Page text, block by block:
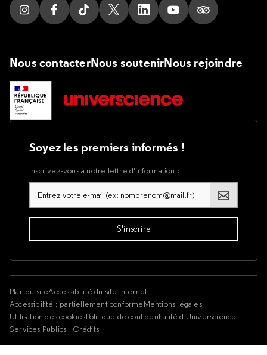
Suivez nous sur Instagram
Suivez nous sur Facebook
Suivez nous sur Tik Tok
Suivez nous sur X
Suivez nous sur LinkedIn
Suivez nous sur
Suivez nous
Nous contacterNous soutenirNous rejoindre
Soyez les premiers informés !
Inscrivez-vous à notre lettre d’information :
Plan du siteAccessibilité du site internet
Accessibilité : partiellement conformeMentions légales
Utilisation des cookiesPolitique de confidentialité d'Universcience
Services Publics +Crédits